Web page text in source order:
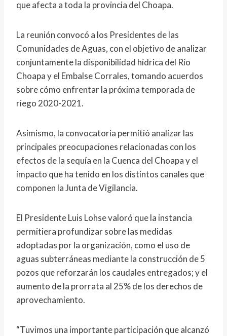
que afecta a toda la provincia del Choapa.
La reunión convocó a los Presidentes de las
Comunidades de Aguas, con el objetivo de analizar
conjuntamente la disponibilidad hídrica del Río
Choapa y el Embalse Corrales, tomando acuerdos
sobre cómo enfrentar la próxima temporada de
riego 2020-2021.
Asimismo, la convocatoria permitió analizar las
principales preocupaciones relacionadas con los
efectos de la sequía en la Cuenca del Choapa y el
impacto que ha tenido en los distintos canales que
componen la Junta de Vigilancia.
El Presidente Luis Lohse valoró que la instancia
permitiera profundizar sobre las medidas
adoptadas por la organización, como el uso de
aguas subterráneas mediante la construcción de 5
pozos que reforzarán los caudales entregados; y el
aumento de la prorrata al 25% de los derechos de
aprovechamiento.
“Tuvimos una importante participación que alcanzó